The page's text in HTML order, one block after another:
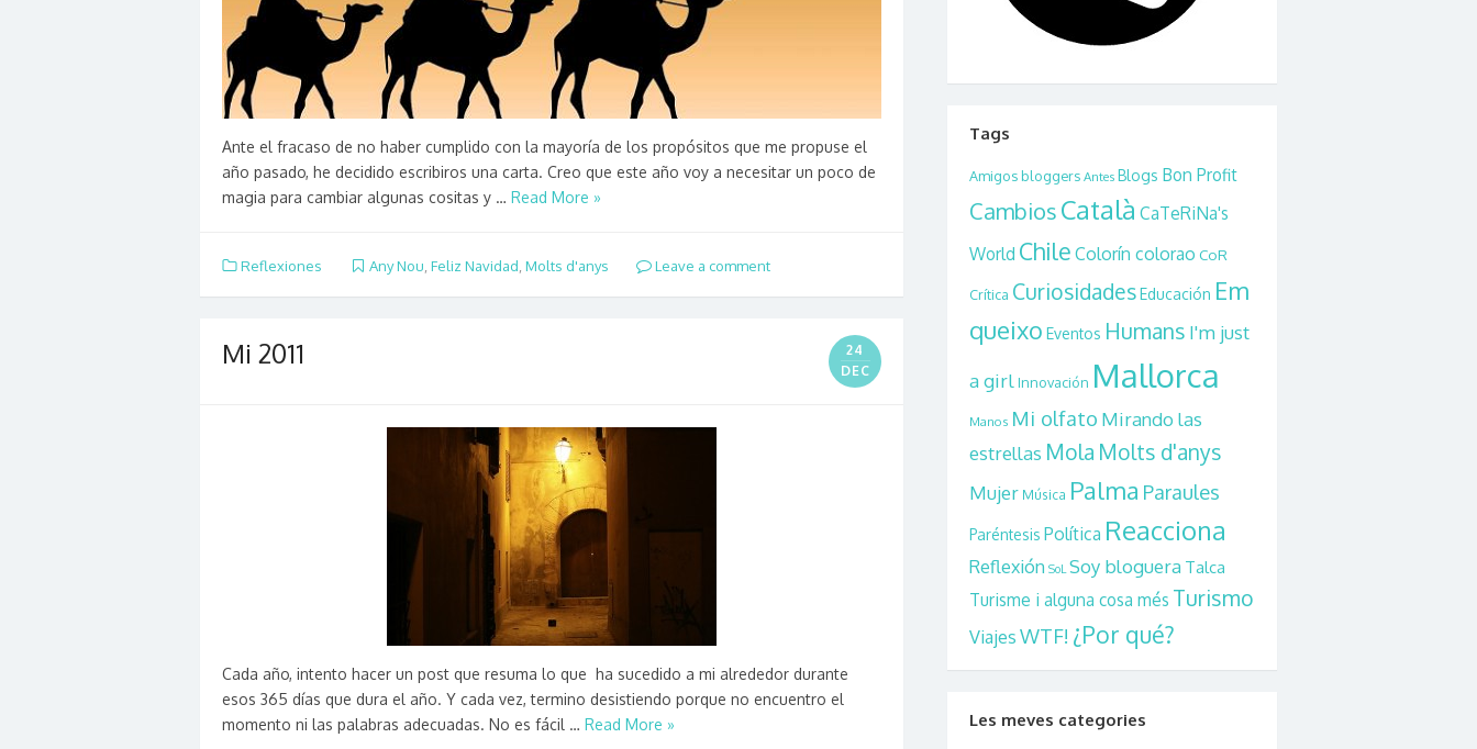
Ante el fracaso de no haber cumplido con la mayoría de los propósitos que me propuse el
año pasado, he decidido escribiros una carta. Creo que este año voy a necesitar un poco de
magia para cambiar algunas cositas y … Read More »
Reflexiones Any Nou Feliz Navidad Molts d'anys Leave a comment
Mi 2011
24
DEC
Cada año, intento hacer un post que resuma lo que ha sucedido a mi alrededor durante
esos 365 días que dura el año. Y cada vez, termino desistiendo porque no encuentro el
momento ni las palabras adecuadas. No es fácil … Read More »
Tags
Amigos bloggers Antes Blogs Bon Profit
CambiosCatalà CaTeRiNa's
World Chile Colorín colorao CoR
Crítica CuriosidadesEducación Em
queixo Eventos Humans I'm just
a girl Innovación Mallorca
Manos Mi olfato Mirando las
estrellas Mola Molts d'anys
Mujer Música Palma Paraules
Paréntesis Política Reacciona
Reflexión SoL Soy bloguera Talca
Turisme i alguna cosa més Turismo
ViajesWTF! ¿Por qué?
Les meves categories